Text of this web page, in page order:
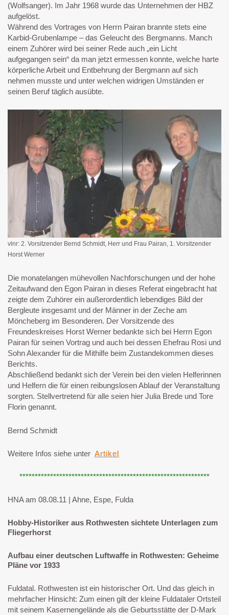
(Wolfsanger). Im Jahr 1968 wurde das Unternehmen der HBZ
aufgelöst.
Während des Vortrages von Herrn Pairan brannte stets eine
Karbid-Grubenlampe – das Geleucht des Bergmanns. Manch
einem Zuhörer wird bei seiner Rede auch „ein Licht
aufgegangen sein“ da man jetzt ermessen konnte, welche harte
körperliche Arbeit und Entbehrung der Bergmann auf sich
nehmen musste und unter welchen widrigen Umständen er
seinen Beruf täglich ausübte.
vlnr: 2. Vorsitzender Bernd Schmidt, Herr und Frau Pairan, 1. Vorsitzender
Horst Werner
Die monatelangen mühevollen Nachforschungen und der hohe
Zeitaufwand den Egon Pairan in dieses Referat eingebracht hat
zeigte dem Zuhörer ein außerordentlich lebendiges Bild der
Bergleute insgesamt und der Männer in der Zeche am
Möncheberg im Besonderen. Der Vorsitzende des
Freundeskreises Horst Werner bedankte sich bei Herrn Egon
Pairan für seinen Vortrag und auch bei dessen Ehefrau Rosi und
Sohn Alexander für die Mithilfe beim Zustandekommen dieses
Berichts.
Abschließend bedankt sich der Verein bei den vielen Helferinnen
und Helfern die für einen reibungslosen Ablauf der Veranstaltung
sorgten. Stellvertretend für alle seien hier Julia Brede und Tore
Florin genannt.
Bernd Schmidt
Weitere Infos siehe unter Artikel
**************************************************************
HNA am 08.08.11 | Ahne, Espe, Fulda
Hobby-Historiker aus Rothwesten sichtete Unterlagen zum
Fliegerhorst
Aufbau einer deutschen Luftwaffe in Rothwesten: Geheime
Pläne vor 1933
Fuldatal. Rothwesten ist ein historischer Ort. Und das gleich in
mehrfacher Hinsicht: Zum einen gilt der kleine Fuldataler Ortsteil
mit seinem Kasernengelände als die Geburtsstätte der D-Mark